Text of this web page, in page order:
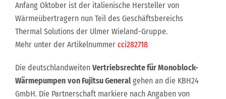
Anfang Oktober ist der italienische Hersteller von
Wärmeübertragern nun Teil des Geschäftsbereichs
Thermal Solutions der Ulmer Wieland-Gruppe.
Mehr unter der Artikelnummer cci282718
Die deutschlandweiten Vertriebsrechte für Monoblock-
Wärmepumpen von Fujitsu Generalgehen an die KBH24
GmbH. Die Partnerschaft markiere nach Angaben von